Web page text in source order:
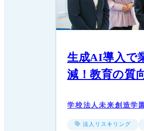
生成AI導入で
減！教育の質
学校法人未来創造学
法人リスキリング